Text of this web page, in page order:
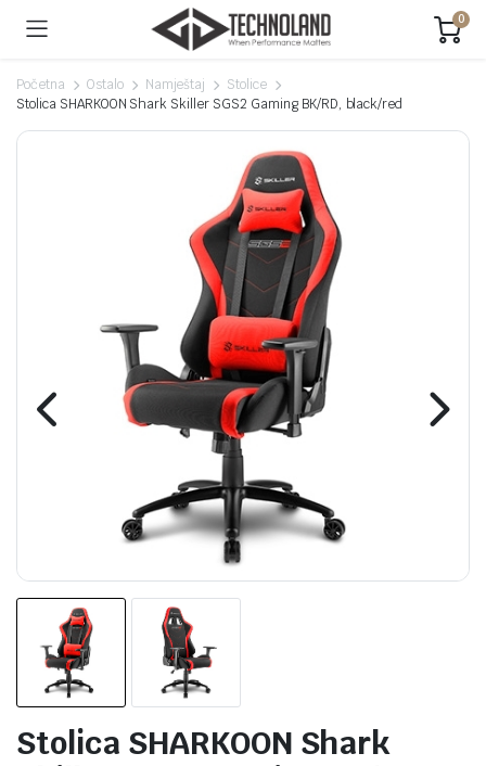
0
Početna Ostalo Namještaj
Stolice
Stolica SHARKOON Shark Skiller SGS2 Gaming BK/RD, black/red
Stolica SHARKOON Shark